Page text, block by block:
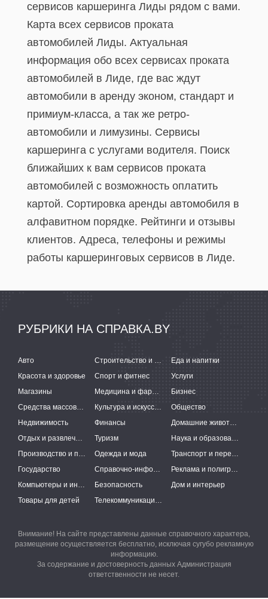
сервисов каршеринга Лиды рядом с вами.
Карта всех сервисов проката
автомобилей Лиды. Актуальная
информация обо всех сервисах проката
автомобилей в Лиде, где вас ждут
автомобили в аренду эконом, стандарт и
примиум-класса, а так же ретро-
автомобили и лимузины. Сервисы
каршеринга с услугами водителя. Поиск
ближайших к вам сервисов проката
автомобилей с возможность оплатить
картой. Сортировка аренды автомобиля в
алфавитном порядке. Рейтинги и отзывы
клиентов. Адреса, телефоны и режимы
работы каршеринговых сервисов в Лиде.
РУБРИКИ НА СПРАВКА.BY
Авто Строительство и ремонт
Еда и напитки
Красота и здоровье
Спорт и фитнес
Услуги
Магазины
Медицина и фармацевтика
Бизнес
Средства массовой информации
Культура и искусство
Общество
Недвижимость
Финансы
Домашние животные
Отдых и развлечения
Туризм
Наука и образование
Производство и поставки
Одежда и мода
Транспорт и перевозки
Государство
Справочно-информационные системы
Реклама и полиграфия
Компьютеры и интернет
Безопасность
Дом и интерьер
Товары для детей
Телекоммуникации и связь
Внимание! На сайте представлены данные справочного характера,
размещение осуществляется бесплатно, исключая сугубо рекламную
информацию.
За содержание и достоверность данных Администрация
ответственности не несет.